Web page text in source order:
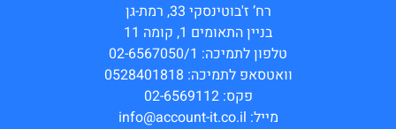
רח’ ז'בוטינסקי 33, רמת-גן
בניין התאומים 1, קומה 11
טלפון לתמיכה: 02-6567050/1
וואטסאפ לתמיכה: 0528401818
פקס: 02-6569112
מייל: info@account-it.co.il